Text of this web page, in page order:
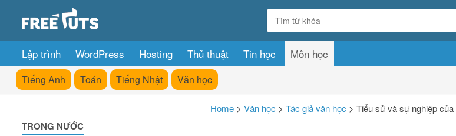
Lập trình WordPress Hosting Thủ thuật Tin học Môn học
Tiếng Anh Toán Tiếng Nhật Văn học
TRONG NƯỚC
Home > Văn học > Tác giả văn học > Tiểu sử và sự nghiệp